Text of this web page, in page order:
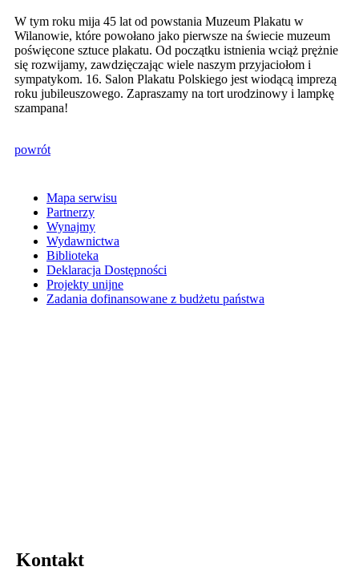
W tym roku mija 45 lat od powstania Muzeum Plakatu w
Wilanowie, które powołano jako pierwsze na świecie muzeum
poświęcone sztuce plakatu. Od początku istnienia wciąż prężnie
się rozwijamy, zawdzięczając wiele naszym przyjaciołom i
sympatykom. 16. Salon Plakatu Polskiego jest wiodącą imprezą
roku jubileuszowego. Zapraszamy na tort urodzinowy i lampkę
szampana!
powrót
Mapa serwisu
Partnerzy
Wynajmy
Wydawnictwa
Biblioteka
Deklaracja Dostępności
Projekty unijne
Zadania dofinansowane z budżetu państwa
Kontakt